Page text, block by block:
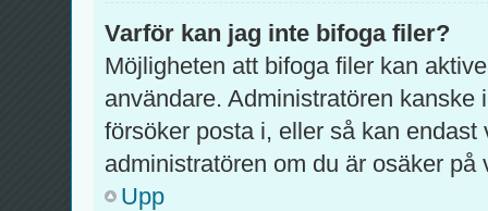
Varför kan jag inte bifoga filer?
Möjligheten att bifoga filer kan
användare. Administratören
försöker posta i, eller så kan
administratören om du är osäker
Upp